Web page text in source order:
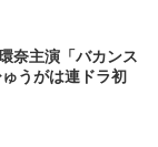
奈主演「バカンス
うがは連ドラ初